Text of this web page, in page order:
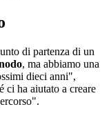
di partenza di un
, ma abbiamo una
dieci anni",
ha aiutato a creare